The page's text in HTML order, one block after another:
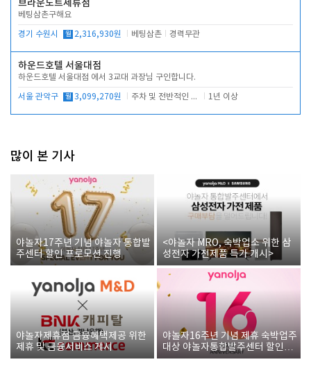
브라운도트세류점
베팅삼촌구해요
경기 수원시 월 2,316,930원 베팅삼촌 경력무관
하운드호텔 서울대점
하운드호텔 서울대점 에서 3교대 과장님 구인합니다.
서울 관악구 월 3,099,270원 주차 및 전반적인 당번업무 1년 이상
많이 본 기사
야놀자17주년 기념 야놀자 통합발
주센터 할인 프로모션 진행
<야놀자 MRO, 숙박업소 위한 삼
성전자 가전제품 특가 개시>
야놀자제휴점 금융혜택제공 위한
제휴 및 금융서비스 게시
야놀자16주년 기념 제휴 숙박업주
대상 야놀자통합발주센터 할인쿠
폰 증정